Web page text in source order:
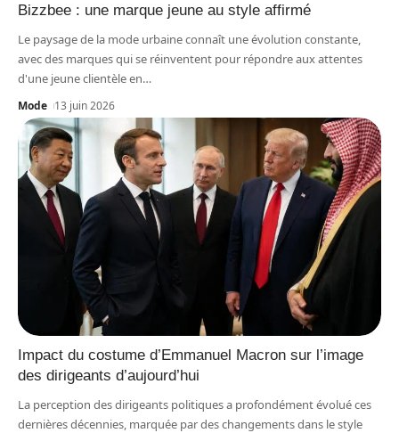
Bizzbee : une marque jeune au style affirmé
Le paysage de la mode urbaine connaît une évolution constante,
avec des marques qui se réinventent pour répondre aux attentes
d'une jeune clientèle en…
Mode 13 juin 2026
Impact du costume d’Emmanuel Macron sur l’image
des dirigeants d’aujourd’hui
La perception des dirigeants politiques a profondément évolué ces
dernières décennies, marquée par des changements dans le style